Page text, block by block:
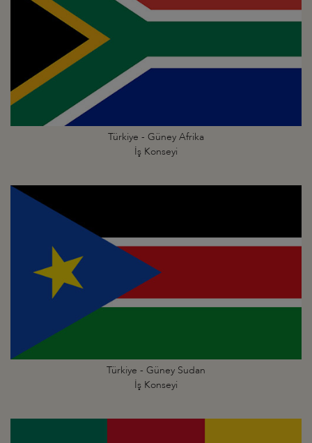
Türkiye - Güney Afrika
İş Konseyi
Türkiye - Güney Sudan
İş Konseyi